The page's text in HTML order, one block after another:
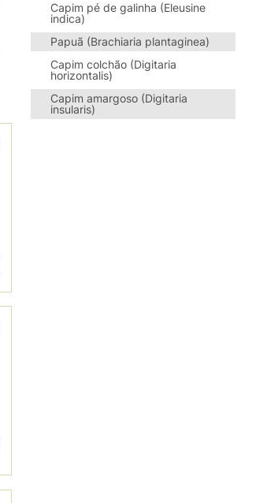
Capim pé de galinha (Eleusine
indica)
Papuã (Brachiaria plantaginea)
Capim colchão (Digitaria
horizontalis)
Capim amargoso (Digitaria
insularis)